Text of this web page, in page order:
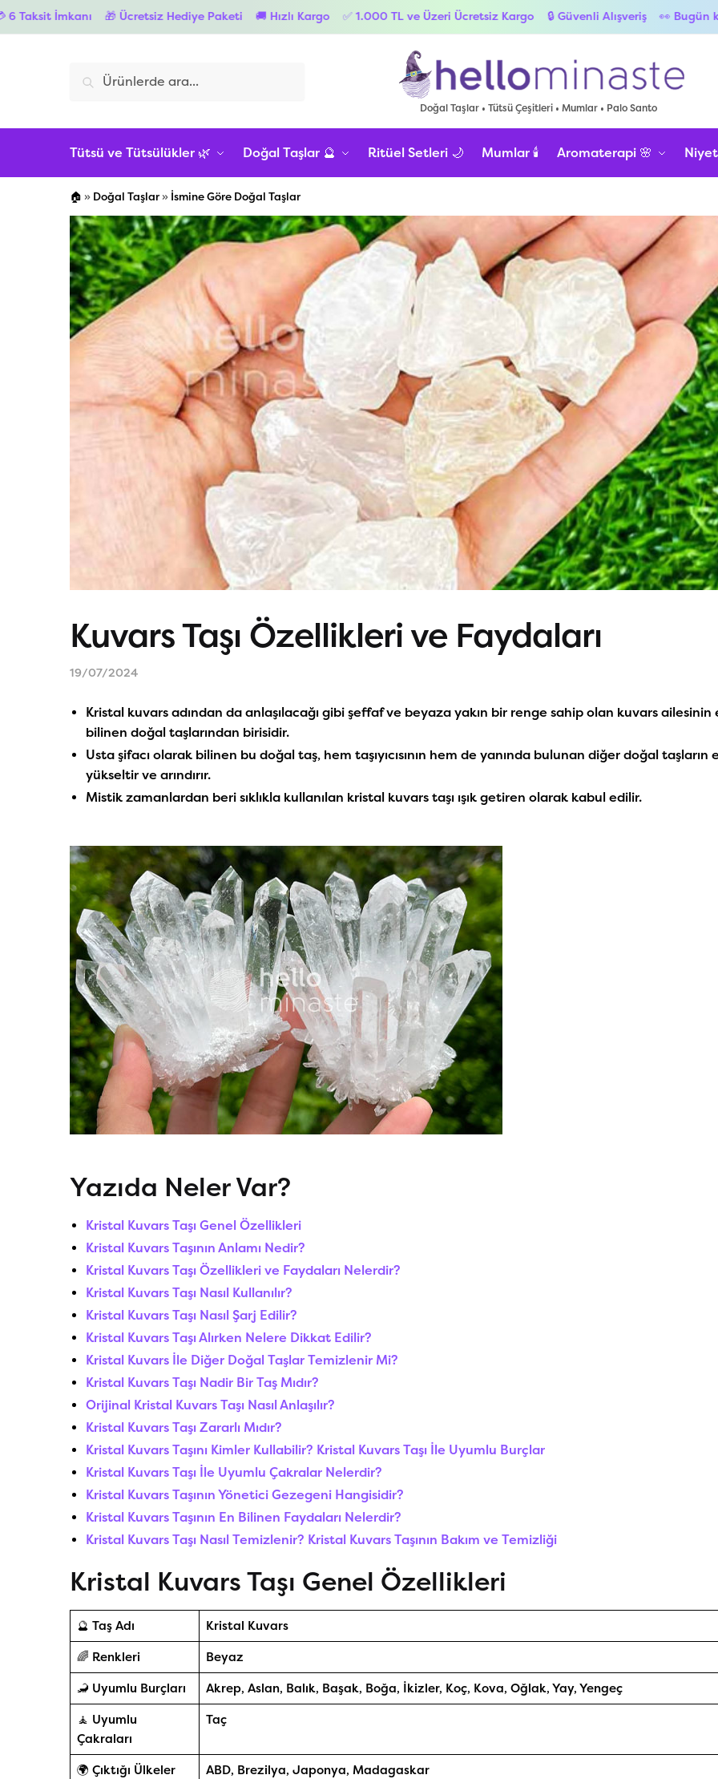
Hediye Paketi 🚚 Hızlı Kargo ✅ 1.000 TL ve Üzeri Ücretsiz Kargo 🔒 Güvenli Alışveriş 👀 Bugün kötü enerjilerden
Doğal Taşlar • Tütsü Çeşitleri • Mumlar • Palo Santo
Ara
Tütsü ve Tütsülükler 🌿 Doğal Taşlar 🔮 Ritüel Setleri 🌙 Mumlar 🕯️ Aromaterapi 🌸
🏠 » Doğal Taşlar » İsmine Göre Doğal Taşlar
Kuvars Taşı Özellikleri ve Faydaları
19/07/2024
Kristal kuvars adından da anlaşılacağı gibi şeffaf ve beyaza yakın bir renge sahip olan kuvars ailesinin
bilinen doğal taşlarından birisidir.
Usta şifacı olarak bilinen bu doğal taş, hem taşıyıcısının hem de yanında bulunan diğer doğal taşların
yükseltir ve arındırır.
Mistik zamanlardan beri sıklıkla kullanılan kristal kuvars taşı ışık getiren olarak kabul edilir.
Yazıda Neler Var?
Kristal Kuvars Taşı Genel Özellikleri
Kristal Kuvars Taşının Anlamı Nedir?
Kristal Kuvars Taşı Özellikleri ve Faydaları Nelerdir?
Kristal Kuvars Taşı Nasıl Kullanılır?
Kristal Kuvars Taşı Nasıl Şarj Edilir?
Kristal Kuvars Taşı Alırken Nelere Dikkat Edilir?
Kristal Kuvars İle Diğer Doğal Taşlar Temizlenir Mi?
Kristal Kuvars Taşı Nadir Bir Taş Mıdır?
Orijinal Kristal Kuvars Taşı Nasıl Anlaşılır?
Kristal Kuvars Taşı Zararlı Mıdır?
Kristal Kuvars Taşını Kimler Kullabilir? Kristal Kuvars Taşı İle Uyumlu Burçlar
Kristal Kuvars Taşı İle Uyumlu Çakralar Nelerdir?
Kristal Kuvars Taşının Yönetici Gezegeni Hangisidir?
Kristal Kuvars Taşının En Bilinen Faydaları Nelerdir?
Kristal Kuvars Taşı Nasıl Temizlenir? Kristal Kuvars Taşının Bakım ve Temizliği
Kristal Kuvars Taşı Genel Özellikleri
🔮 Taş Adı Kristal Kuvars
🌈 Renkleri Beyaz
🦂 Uyumlu Burçları Akrep, Aslan, Balık, Başak, Boğa, İkizler, Koç, Kova, Oğlak, Yay, Yengeç
🧘 Uyumlu
Çakraları
Taç
🌍 Çıktığı Ülkeler ABD, Brezilya, Japonya, Madagaskar